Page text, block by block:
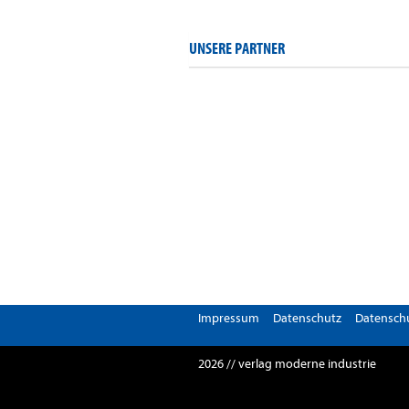
UNSERE PARTNER
Impressum Datenschutz
2026 // verlag moderne industrie